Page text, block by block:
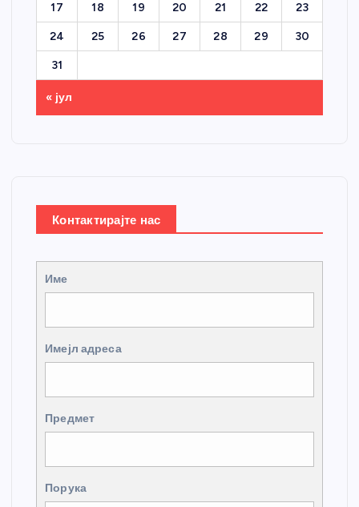
17 18 19 20 21 22 23
24 25 26 27 28 29 30
31
« јул
Контактирајте нас
Име
Имејл адреса
Предмет
Порука